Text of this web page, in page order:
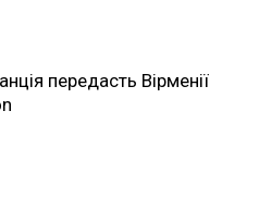
передасть Вірменії